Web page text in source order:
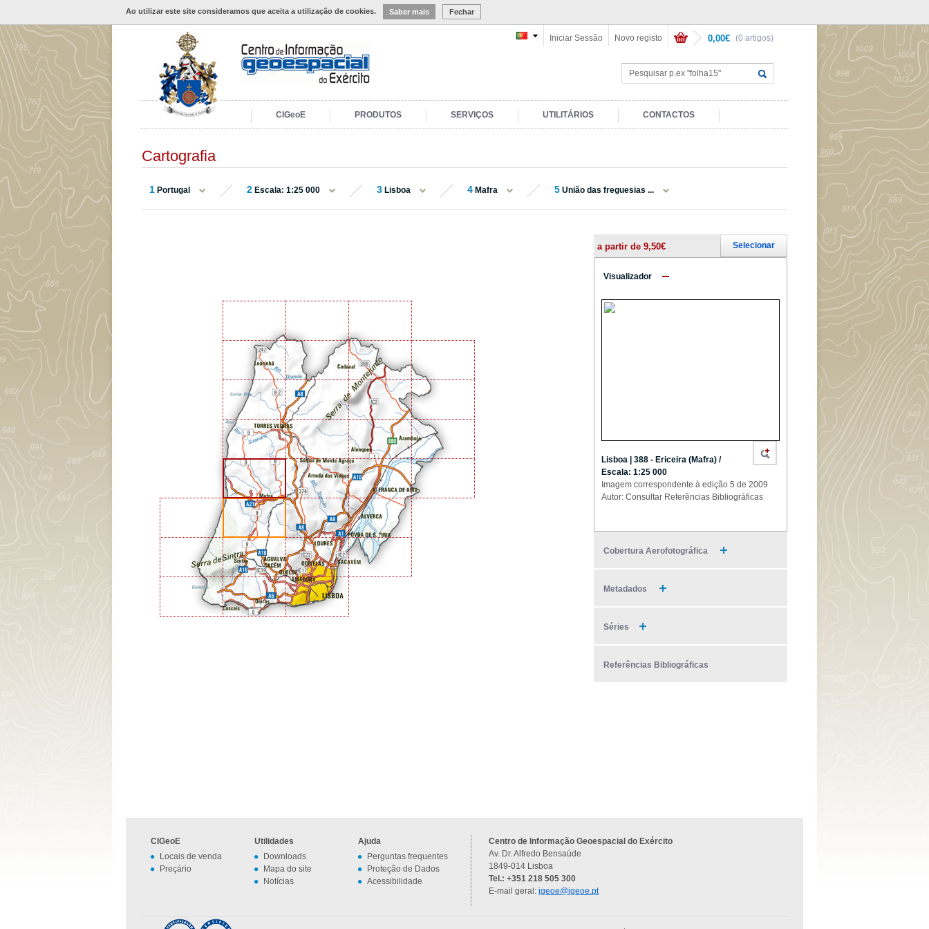
Ao utilizar este site consideramos que aceita a utilização de cookies. Saber mais Fechar
(0 artigos)
0,00€
Novo registo
Iniciar Sessão
CIGeoE PRODUTOS SERVIÇOS UTILITÁRIOS CONTACTOS
Cartografia
1 Portugal 2 Escala: 1:25 000 3 Lisboa 4 Mafra 5 União das freguesias ...
a partir de 9,50€ Selecionar
Visualizador
Lisboa | 388 - Ericeira (Mafra) /
Escala: 1:25 000
Imagem correspondente à edição 5 de 2009
Autor: Consultar Referências Bibliográficas
Cobertura Aerofotográfica
Metadados
Séries
Referências Bibliográficas
CIGeoE
Locais de venda
Preçário
Utilidades
Downloads
Mapa do site
Notícias
Ajuda
Perguntas frequentes
Proteção de Dados
Acessibilidade
Centro de Informação Geoespacial do Exército
Av. Dr. Alfredo Bensaúde
1849-014 Lisboa
Tel.: +351 218 505 300
E-mail geral: igeoe@igeoe.pt